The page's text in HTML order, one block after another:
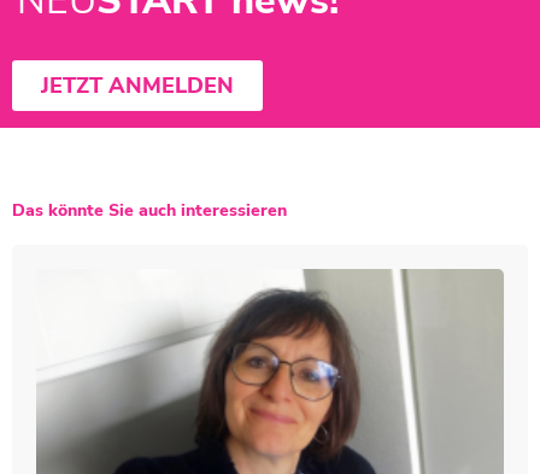
JETZT ANMELDEN
Das könnte Sie auch interessieren